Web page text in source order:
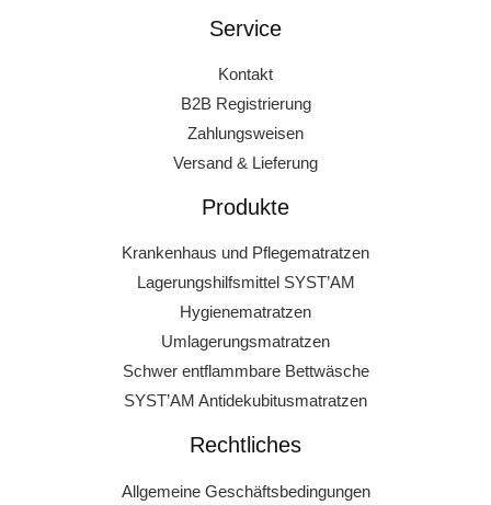
Service
Kontakt
B2B Registrierung
Zahlungsweisen
Versand & Lieferung
Produkte
Krankenhaus und Pflegematratzen
Lagerungshilfsmittel SYST’AM
Hygienematratzen
Umlagerungsmatratzen
Schwer entflammbare Bettwäsche
SYST’AM Antidekubitusmatratzen
Rechtliches
Allgemeine Geschäftsbedingungen